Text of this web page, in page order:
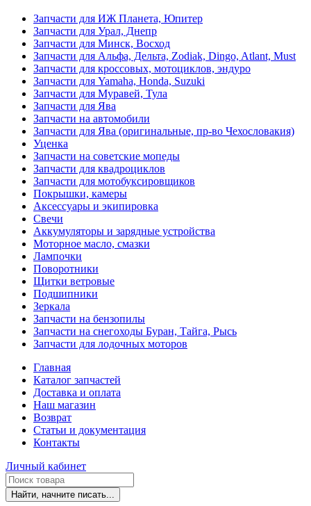
Запчасти для ИЖ Планета, Юпитер
Запчасти для Урал, Днепр
Запчасти для Минск, Восход
Запчасти для Альфа, Дельта, Zodiak, Dingo, Atlant, Must
Запчасти для кроссовых, мотоциклов, эндуро
Запчасти для Yamaha, Honda, Suzuki
Запчасти для Муравей, Тула
Запчасти для Ява
Запчасти на автомобили
Запчасти для Ява (оригинальные, пр-во Чехословакия)
Уценка
Запчасти на советские мопеды
Запчасти для квадроциклов
Запчасти для мотобуксировщиков
Покрышки, камеры
Аксессуары и экипировка
Свечи
Аккумуляторы и зарядные устройства
Моторное масло, смазки
Лампочки
Поворотники
Щитки ветровые
Подшипники
Зеркала
Запчасти на бензопилы
Запчасти на снегоходы Буран, Тайга, Рысь
Запчасти для лодочных моторов
Главная
Каталог запчастей
Доставка и оплата
Наш магазин
Возврат
Статьи и документация
Контакты
Личный кабинет
Найти, начните писать...